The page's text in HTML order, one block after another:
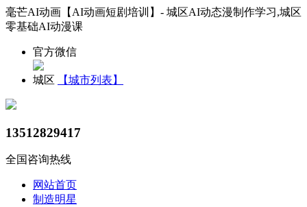
毫芒AI动画【AI动画短剧培训】- 城区AI动态漫制作学习,城区
零基础AI动漫课
官方微信
城区 【城市列表】
13512829417
全国咨询热线
网站首页
制造明星